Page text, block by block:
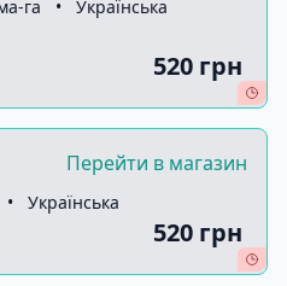
га •
Українська
520 грн
Перейти в магазин
• Українська
520 грн